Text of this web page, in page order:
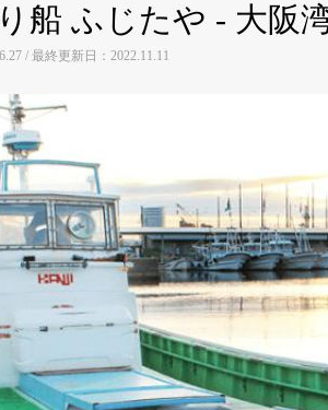
船 ふじたや ‐ 大阪
/ 最終更新日：2022.11.11